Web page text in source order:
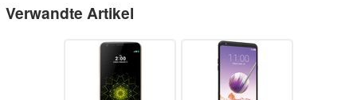
Verwandte Artikel